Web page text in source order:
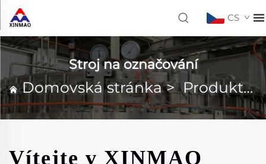
CS
Stroj na označování
Domovská stránka>Produkty
Vítejte v XINMAO